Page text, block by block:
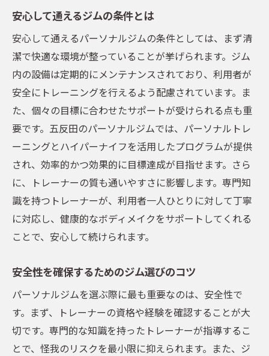
安心して通えるジムの条件とは
安心して通えるパーソナルジムの条件としては、まず清
潔で快適な環境が整っていることが挙げられます。ジム
内の設備は定期的にメンテナンスされており、利用者が
安全にトレーニングを行えるよう配慮されています。ま
た、個々の目標に合わせたサポートが受けられる点も重
要です。五反田のパーソナルジムでは、パーソナルトレ
ーニングとハイパーナイフを活用したプログラムが提供
され、効率的かつ効果的に目標達成が目指せます。さら
に、トレーナーの質も通いやすさに影響します。専門知
識を持つトレーナーが、利用者一人ひとりに対して丁寧
に対応し、健康的なボディメイクをサポートしてくれる
ことで、安心して続けられます。
安全性を確保するためのジム選びのコツ
パーソナルジムを選ぶ際に最も重要なのは、安全性で
す。まず、トレーナーの資格や経験を確認することが大
切です。専門的な知識を持ったトレーナーが指導するこ
とで、怪我のリスクを最小限に抑えられます。また、ジ